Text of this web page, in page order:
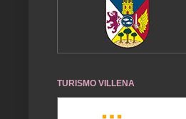
TURISMO VILLENA